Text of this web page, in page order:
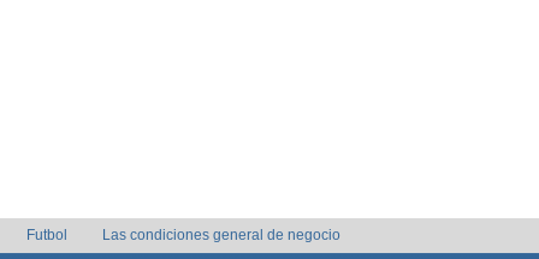
Futbol Las condiciones general de negocio